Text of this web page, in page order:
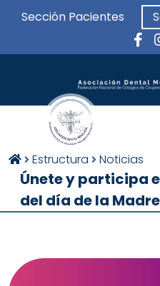
Sección Pacientes
Estructura Noticias
Únete y participa
del día de la Madre